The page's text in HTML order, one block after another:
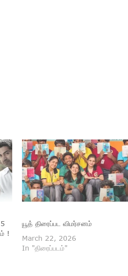
!
யூத் திரைப்பட விமர்சனம்
March 22, 2026
In "திரைப்படம்"